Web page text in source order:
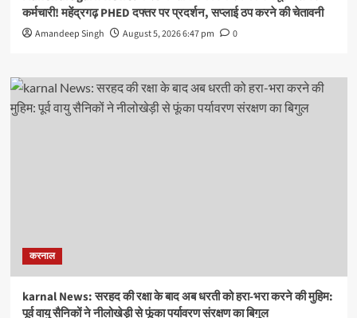
कर्मचारी! महेंद्रगढ़ PHED दफ्तर पर प्रदर्शन, सप्लाई ठप करने की चेतावनी
Amandeep Singh August 5, 2026 6:47 pm 0
करनाल
karnal News: सरहद की रक्षा के बाद अब धरती को हरा-भरा करने की मुहिम:
पूर्व वायु सैनिकों ने नीलोखेड़ी से फूंका पर्यावरण संरक्षण का बिगुल